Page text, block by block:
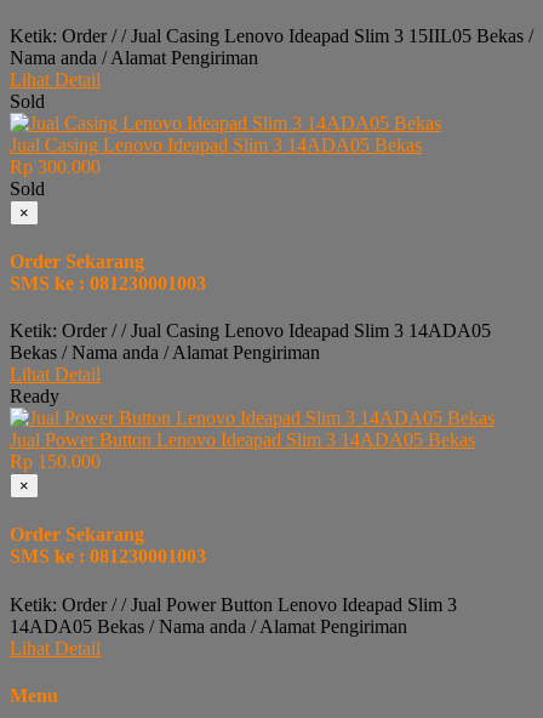
Ketik: Order / / Jual Casing Lenovo Ideapad Slim 3 15IIL05 Bekas /
Nama anda / Alamat Pengiriman
Lihat Detail
Sold
Jual Casing Lenovo Ideapad Slim 3 14ADA05 Bekas
Rp 300.000
Sold
×
Order Sekarang
SMS ke : 081230001003
Ketik: Order / / Jual Casing Lenovo Ideapad Slim 3 14ADA05
Bekas / Nama anda / Alamat Pengiriman
Lihat Detail
Ready
Jual Power Button Lenovo Ideapad Slim 3 14ADA05 Bekas
Rp 150.000
×
Order Sekarang
SMS ke : 081230001003
Ketik: Order / / Jual Power Button Lenovo Ideapad Slim 3
14ADA05 Bekas / Nama anda / Alamat Pengiriman
Lihat Detail
Menu